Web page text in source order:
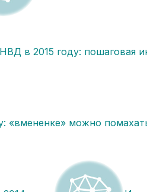
в 2015 году: пошаговая
«вмененке» можно